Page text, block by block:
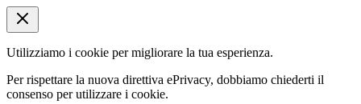
Utilizziamo i cookie per migliorare la tua esperienza.
Per rispettare la nuova direttiva ePrivacy, dobbiamo chiederti il
consenso per utilizzare i cookie.